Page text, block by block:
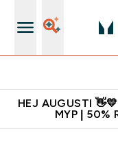
HEJ AUGUSTI
MYP | 50%